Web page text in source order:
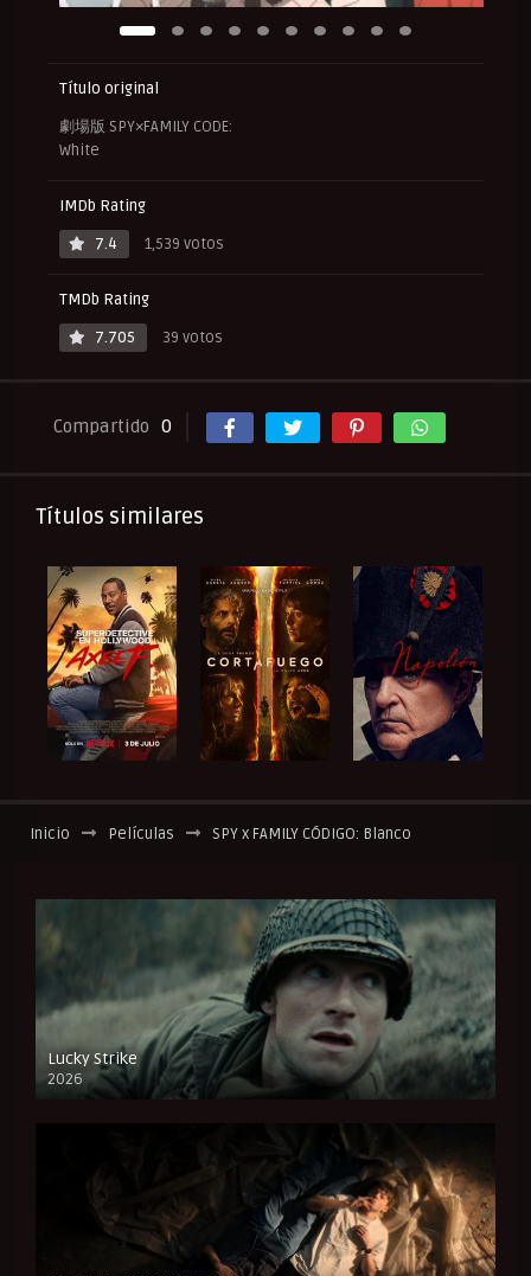
Título original
劇場版 SPY×FAMILY CODE:
White
IMDb Rating
7.4
1,539 votos
TMDb Rating
7.705
39 votos
Compartido 0
Títulos similares
Inicio Películas SPY x FAMILY CÓDIGO: Blanco
Lucky Strike
2026
FULL HD